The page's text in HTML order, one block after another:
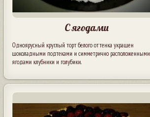
С ягодами
Одноярусный круглый торт белого оттенка украшен
шоколадными подтеками и симметрично расположенными
ягодами клубники и голубики.